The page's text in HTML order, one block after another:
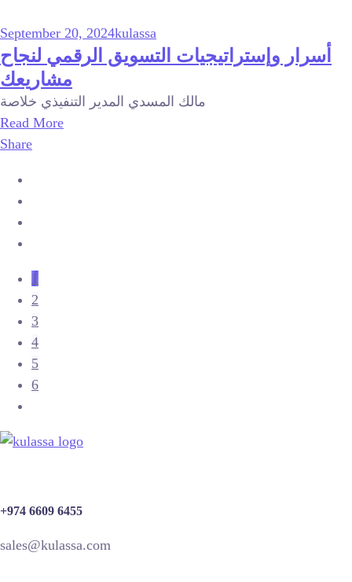
September 20, 2024kulassa
أسرار وإستراتيجيات التسويق الرقمي لنجاح
مشاريعك
مالك المسدي المدير التنفيذي خلاصة
Read More
Share
1
2
3
4
5
6
+974 6609 6455
sales@kulassa.com